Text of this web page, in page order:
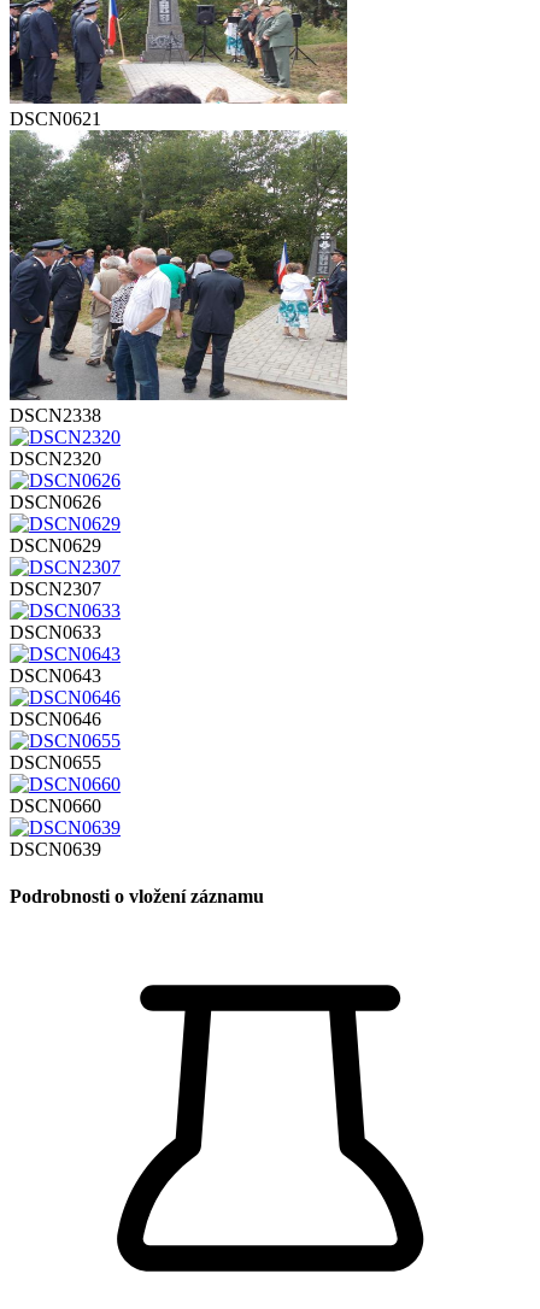
DSCN0621
DSCN2338
DSCN2320
DSCN0626
DSCN0629
DSCN2307
DSCN0633
DSCN0643
DSCN0646
DSCN0655
DSCN0660
DSCN0639
Podrobnosti o vložení záznamu